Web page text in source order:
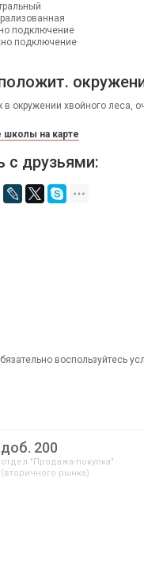
подключение
подключение
окружении хвойного леса,
на карте
с друзьями:
воспользуйтесь
доб. 200
отдел "Продажа-покупка"
(вторичного рынка)